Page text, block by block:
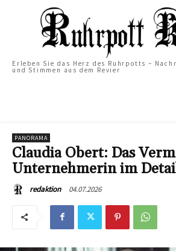
Erleben Sie das Herz des Ruhrpotts –
und Stimmen aus dem Revier
PANORAMA
Claudia Obert: Das
Unternehmerin im
redaktion 04.07.2026